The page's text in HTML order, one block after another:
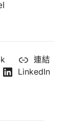
連結
LinkedIn